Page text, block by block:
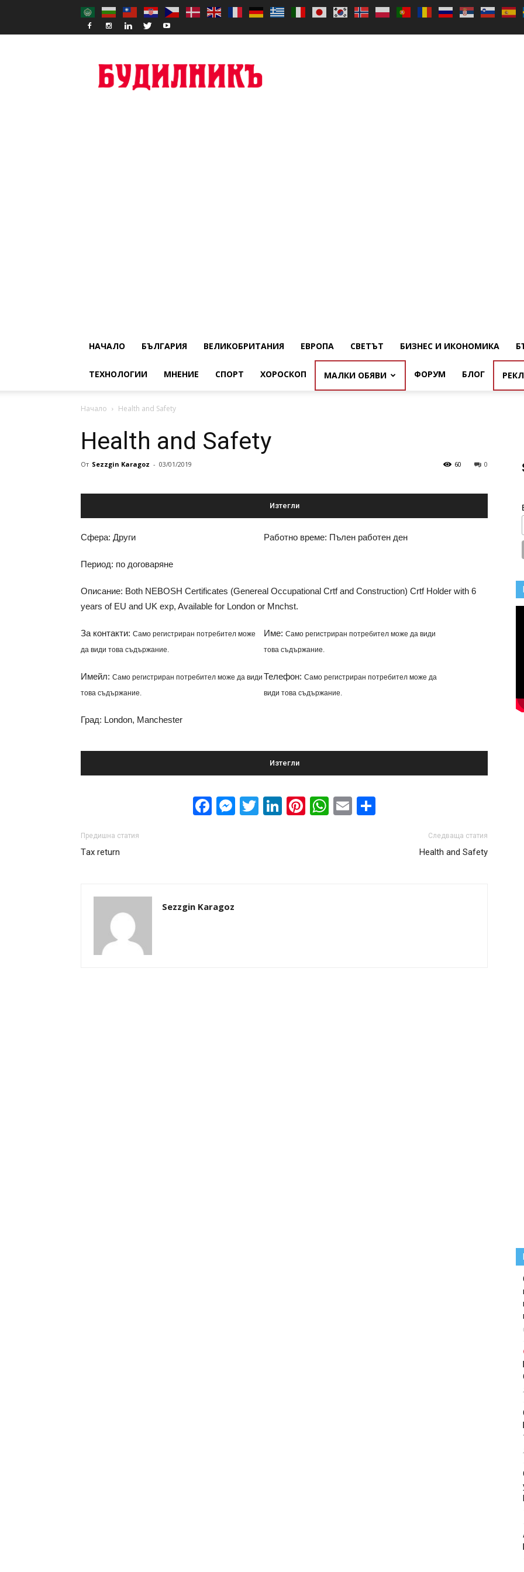
НАЧАЛО БЪЛГАРИЯ ВЕЛИКОБРИТАНИЯ ЕВРОПА СВЕТЪТ БИЗНЕС И ИКОНОМИКА
ТЕХНОЛОГИИ МНЕНИЕ СПОРТ ХОРОСКОП МАЛКИ ОБЯВИ ФОРУМ БЛОГ
Начало Health and Safety
Health and Safety
От Sezzgin Karagoz - 03/01/2019 0
60
Изтегли
Сфера: Други Работно време: Пълен работен ден
Период: по договаряне
Описание: Both NEBOSH Certificates (Genereal Occupational Crtf and Construction) Crtf Holder with 6
years of EU and UK exp, Available for London or Mnchst.
За контакти: Само регистриран потребител може
да види това съдържание.
Име:Само регистриран потребител може да види
това съдържание.
Имейл: Само регистриран потребител може да види
това съдържание.
Телефон:Само регистриран потребител може да
види това съдържание.
Град: London, Manchester
Изтегли
Facebook
Messenger
Twitter
LinkedIn
Pinterest
WhatsApp
Email
Предишна статия
Тax return
Следваща статия
Health and Safety
Sezzgin Karagoz